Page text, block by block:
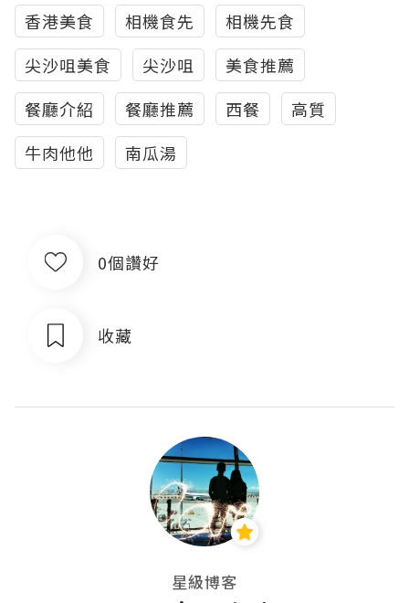
香港美食
相機食先
相機先食
尖沙咀美食
尖沙咀
美食推薦
餐廳介紹
餐廳推薦 西餐
高質
牛肉他他
南瓜湯
0個讚好
收藏
星級博客